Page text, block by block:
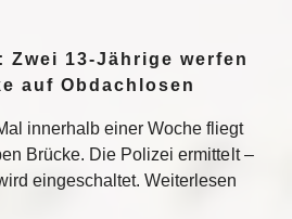
Zwei 13-Jährige werfen
auf Obdachlosen
innerhalb einer Woche fliegt
Brücke. Die Polizei ermittelt –
eingeschaltet. Weiterlesen